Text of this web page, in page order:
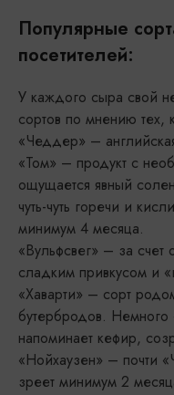
Популярные
посетителей:
У каждого сыра свой
сортов по мнению тех,
«Чеддер» –
«Том» – продукт с
ощущается явный
чуть-чуть горечи и
минимум 4 месяца.
«Вульфсвег» – за
сладким привкусом и
«Хаварти» – сорт
бутербродов. Немного
напоминает кефир,
«Нойхаузен» – почти
зреет минимум 2